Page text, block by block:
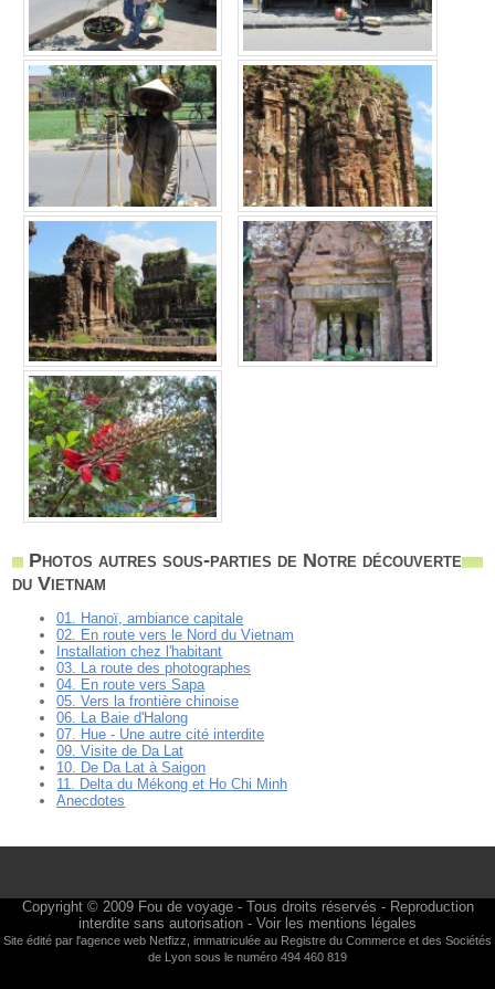
Photos autres sous-parties de Notre découverte
du Vietnam
01. Hanoï, ambiance capitale
02. En route vers le Nord du Vietnam
Installation chez l'habitant
03. La route des photographes
04. En route vers Sapa
05. Vers la frontière chinoise
06. La Baie d'Halong
07. Hue - Une autre cité interdite
09. Visite de Da Lat
10. De Da Lat à Saigon
11. Delta du Mékong et Ho Chi Minh
Anecdotes
Copyright © 2009 Fou de voyage- Tous droits réservés - Reproduction
interdite sans autorisation - Voir les mentions légales
Site édité par l'agence web Netfizz , immatriculée au Registre du Commerce et des Sociétés
de Lyon sous le numéro 494 460 819